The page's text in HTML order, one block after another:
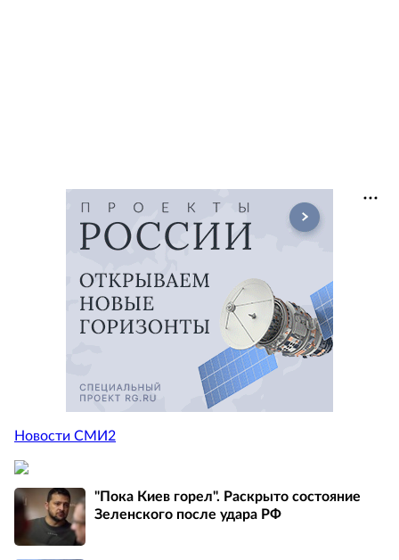
Новости СМИ2
"Пока Киев горел". Раскрыто состояние
Зеленского после удара РФ